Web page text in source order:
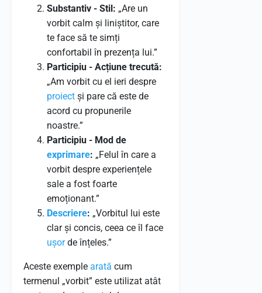
Substantiv - Stil: „Are un
vorbit calm și liniștitor, care
te face să te simți
confortabil în prezența lui.”
Participiu - Acțiune trecută:
„Am vorbit cu el ieri despre
proiect și pare că este de
acord cu propunerile
noastre.”
Participiu - Mod de
exprimare: „Felul în care a
vorbit despre experiențele
sale a fost foarte
emoționant.”
Descriere: „Vorbitul lui este
clar și concis, ceea ce îl face
ușorde înțeles.”
Aceste exemple arată cum
termenul „vorbit” este utilizat atât